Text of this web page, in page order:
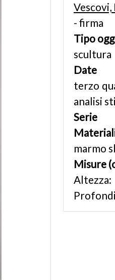
- firma
Tipo
scultura
Date
terzo
analisi
Serie
marmo
Misure